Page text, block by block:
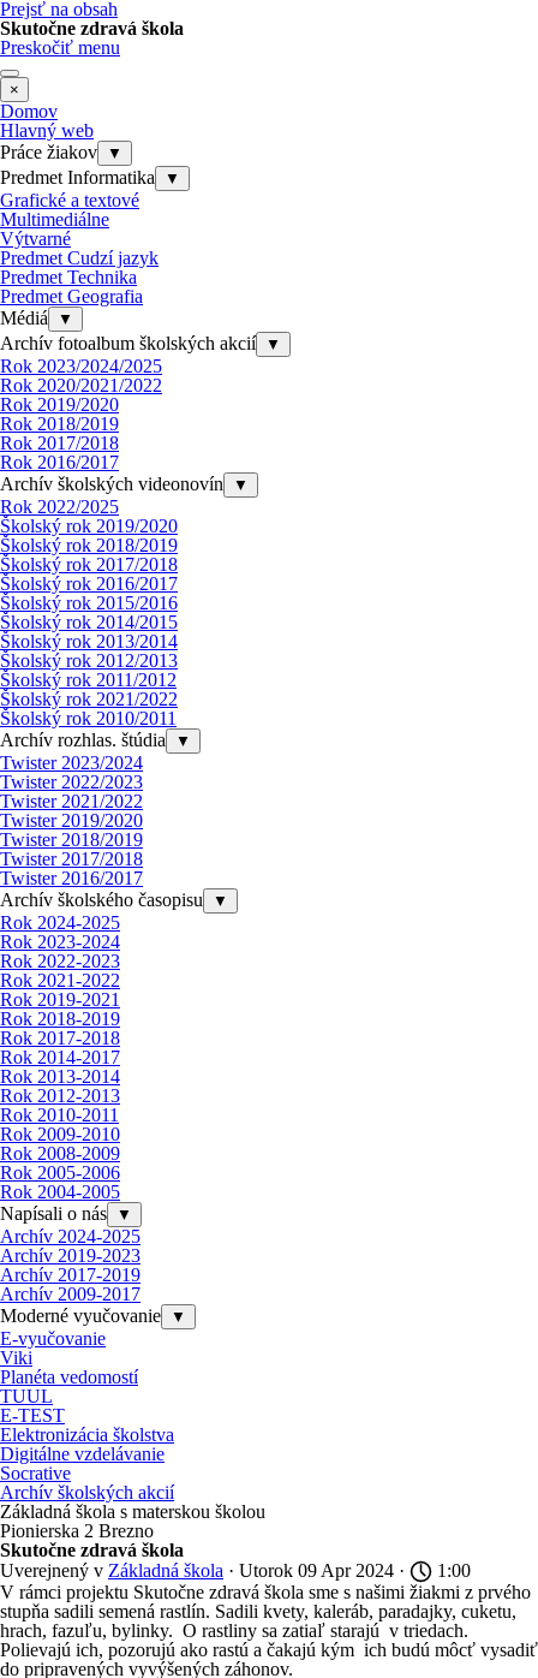
Prejsť na obsah
Skutočne zdravá škola
Preskočiť menu
×
Domov
Hlavný web
Práce žiakov
▼
Predmet Informatika ▼
Grafické a textové
Multimediálne
Výtvarné
Predmet Cudzí jazyk
Predmet Technika
Predmet Geografia
Médiá
▼
Archív fotoalbum školských akcií ▼
Rok 2023/2024/2025
Rok 2020/2021/2022
Rok 2019/2020
Rok 2018/2019
Rok 2017/2018
Rok 2016/2017
Archív školských videonovín
▼
Rok 2022/2025
Školský rok 2019/2020
Školský rok 2018/2019
Školský rok 2017/2018
Školský rok 2016/2017
Školský rok 2015/2016
Školský rok 2014/2015
Školský rok 2013/2014
Školský rok 2012/2013
Školský rok 2011/2012
Školský rok 2021/2022
Školský rok 2010/2011
Archív rozhlas. štúdia
▼
Twister 2023/2024
Twister 2022/2023
Twister 2021/2022
Twister 2019/2020
Twister 2018/2019
Twister 2017/2018
Twister 2016/2017
Archív školského časopisu
▼
Rok 2024-2025
Rok 2023-2024
Rok 2022-2023
Rok 2021-2022
Rok 2019-2021
Rok 2018-2019
Rok 2017-2018
Rok 2014-2017
Rok 2013-2014
Rok 2012-2013
Rok 2010-2011
Rok 2009-2010
Rok 2008-2009
Rok 2005-2006
Rok 2004-2005
Napísali o nás
▼
Archív 2024-2025
Archív 2019-2023
Archív 2017-2019
Archív 2009-2017
Moderné vyučovanie
▼
E-vyučovanie
Viki
Planéta vedomostí
TUUL
E-TEST
Elektronizácia školstva
Digitálne vzdelávanie
Socrative
Archív školských akcií
Základná škola s materskou školou
Pionierska 2 Brezno
Skutočne zdravá škola
Uverejnený v Základná škola · Utorok 09 Apr 2024 ·
1:00
V rámci projektu Skutočne zdravá škola sme s našimi žiakmi z prvého
stupňa sadili semená rastlín. Sadili kvety, kaleráb, paradajky, cuketu,
hrach, fazuľu, bylinky. O rastliny sa zatiaľ starajú v triedach.
Polievajú ich, pozorujú ako rastú a čakajú kým ich budú môcť vysadiť
do pripravených vyvýšených záhonov.